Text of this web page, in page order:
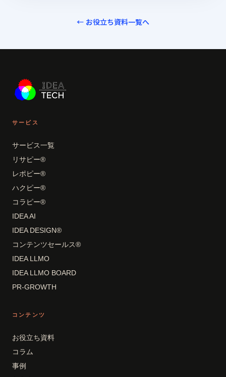
← お役立ち資料一覧へ
サービス
サービス一覧
リサピー®
レポピー®
ハクピー®
コラピー®
IDEA AI
IDEA DESIGN®
コンテンツセールス®
IDEA LLMO
IDEA LLMO BOARD
PR-GROWTH
コンテンツ
お役立ち資料
コラム
事例